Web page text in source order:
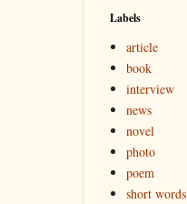
Labels
article
book
interview
news
novel
photo
poem
short words